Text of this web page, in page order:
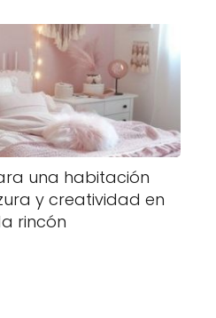
una habitación
y creatividad en
rincón